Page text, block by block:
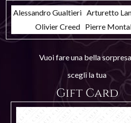
Alessandro Gualtieri Arturetto
Olivier Creed Pierre
Vuoi fare una bella
scegli la tua
Gift Card